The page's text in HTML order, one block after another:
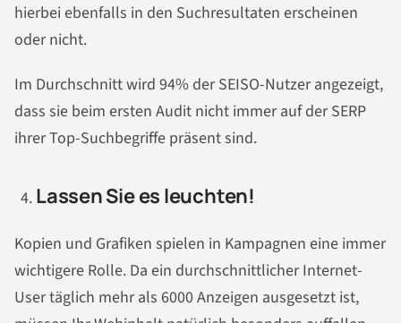
hierbei ebenfalls in den Suchresultaten erscheinen
oder nicht.
Im Durchschnitt wird 94% der SEISO-Nutzer angezeigt,
dass sie beim ersten Audit nicht immer auf der SERP
ihrer Top-Suchbegriffe präsent sind.
Lassen Sie es leuchten!
Kopien und Grafiken spielen in Kampagnen eine immer
wichtigere Rolle. Da ein durchschnittlicher Internet-
User täglich mehr als 6000 Anzeigen ausgesetzt ist,